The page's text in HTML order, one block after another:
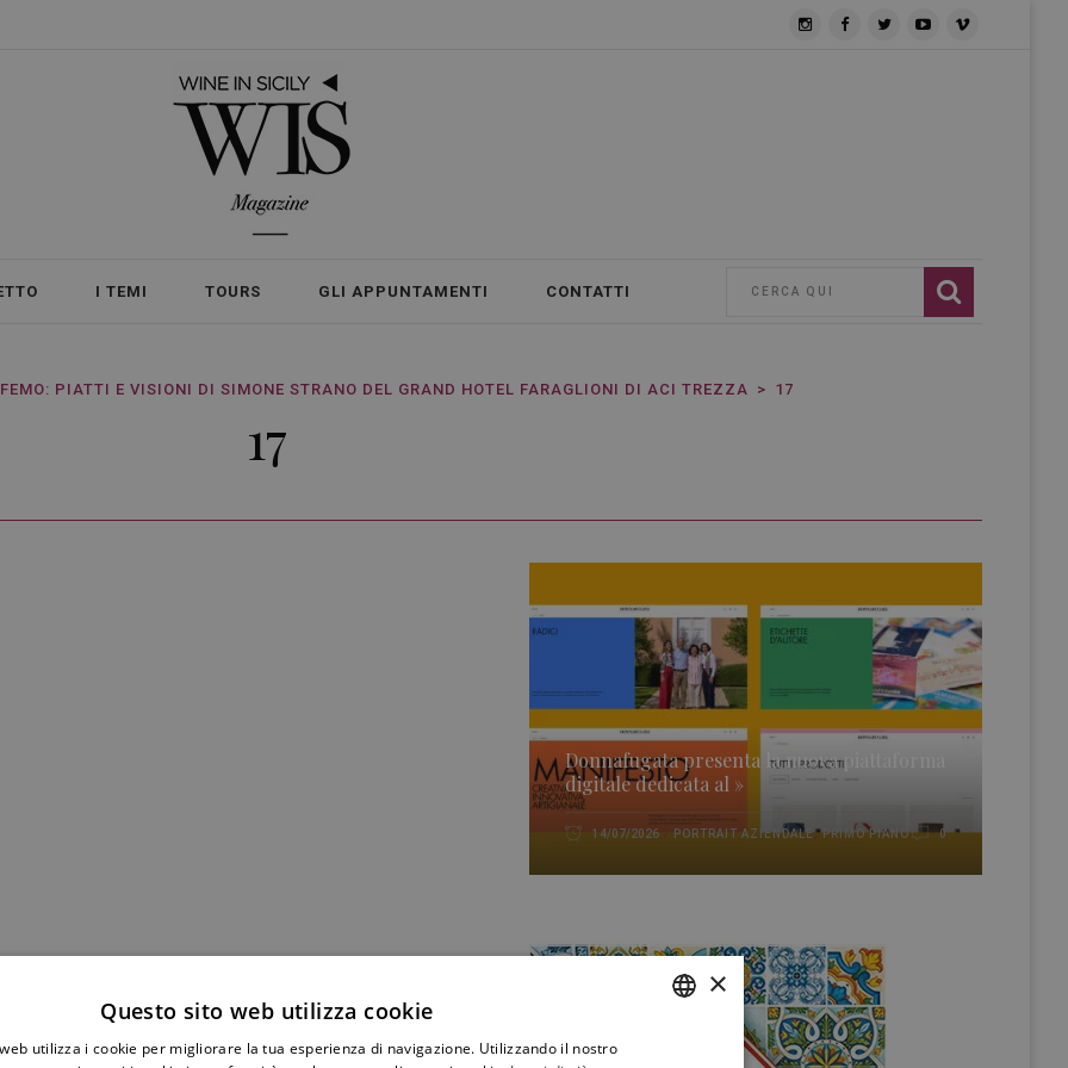
I TEMI TOURS GLI APPUNTAMENTI CONTATTI
PIATTI E VISIONI DI SIMONE STRANO DEL GRAND HOTEL FARAGLIONI DI ACI TREZZA 17
17
Donnafugata presenta la nuova piattaforma
digitale dedicata al »
14/07/2026 PORTRAIT AZIENDALE,PRIMO PIANO 0
×
Questo sito web utilizza cookie
utilizza i cookie per migliorare la tua esperienza di navigazione. Utilizzando il nostro